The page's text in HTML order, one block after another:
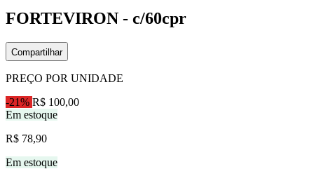
FORTEVIRON - c/60cpr
Compartilhar
PREÇO POR UNIDADE
-21% R$ 100,00
Em estoque
R$ 78,90
Em estoque